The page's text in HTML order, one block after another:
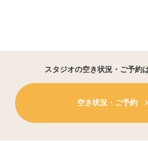
スタジオの空き状況・ご予約
空き状況・ご予約